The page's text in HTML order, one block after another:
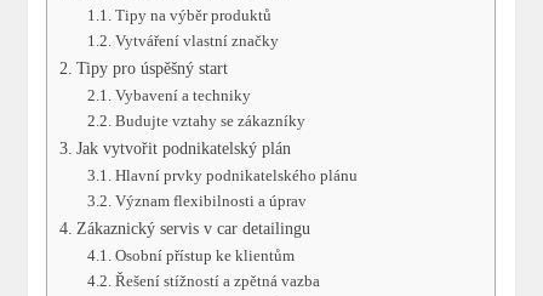
Tipy na výběr produktů
Vytváření vlastní značky
Tipy pro úspěšný⁣ start
Vybavení​ a techniky
Budujte vztahy se zákazníky
Jak vytvořit podnikatelský plán
Hlavní prvky podnikatelského plánu
Význam ⁤flexibilnosti a úprav
Zákaznický servis v car detailingu
Osobní přístup ke klientům
Řešení stížností a zpětná vazba